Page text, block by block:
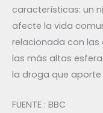
características: un
afecte la vida
relacionada con
las más altas
la droga que aporte
FUENTE : BBC